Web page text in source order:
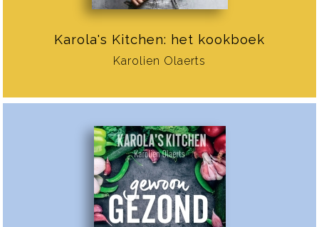
Karola's Kitchen: het kookboek
Karolien Olaerts